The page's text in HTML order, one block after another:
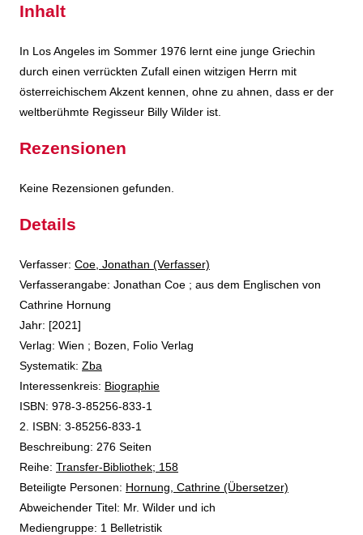
Inhalt
In Los Angeles im Sommer 1976 lernt eine junge Griechin
durch einen verrückten Zufall einen witzigen Herrn mit
österreichischem Akzent kennen, ohne zu ahnen, dass er der
weltberühmte Regisseur Billy Wilder ist.
Rezensionen
Keine Rezensionen gefunden.
Details
Verfasser: Suche nach diesem Verfasser
Coe, Jonathan (Verfasser)
Verfasserangabe: Jonathan Coe ; aus dem Englischen von
Cathrine Hornung
Jahr: [2021]
Verlag: Wien ; Bozen, Folio Verlag
opens in new tab
Diesen Link in neuem Tab öffnen
Systematik: Suche nach dieser Systematik
Zba
Interessenkreis: Suche nach diesem Interessenskreis
Biographie
ISBN: 978-3-85256-833-1
2. ISBN: 3-85256-833-1
Beschreibung: 276 Seiten
Reihe: Transfer-Bibliothek; 158
Beteiligte Personen: Suche nach dieser Beteiligten Person
Hornung, Cathrine (Übersetzer)
Abweichender Titel: Mr. Wilder und ich
Mediengruppe: 1 Belletristik